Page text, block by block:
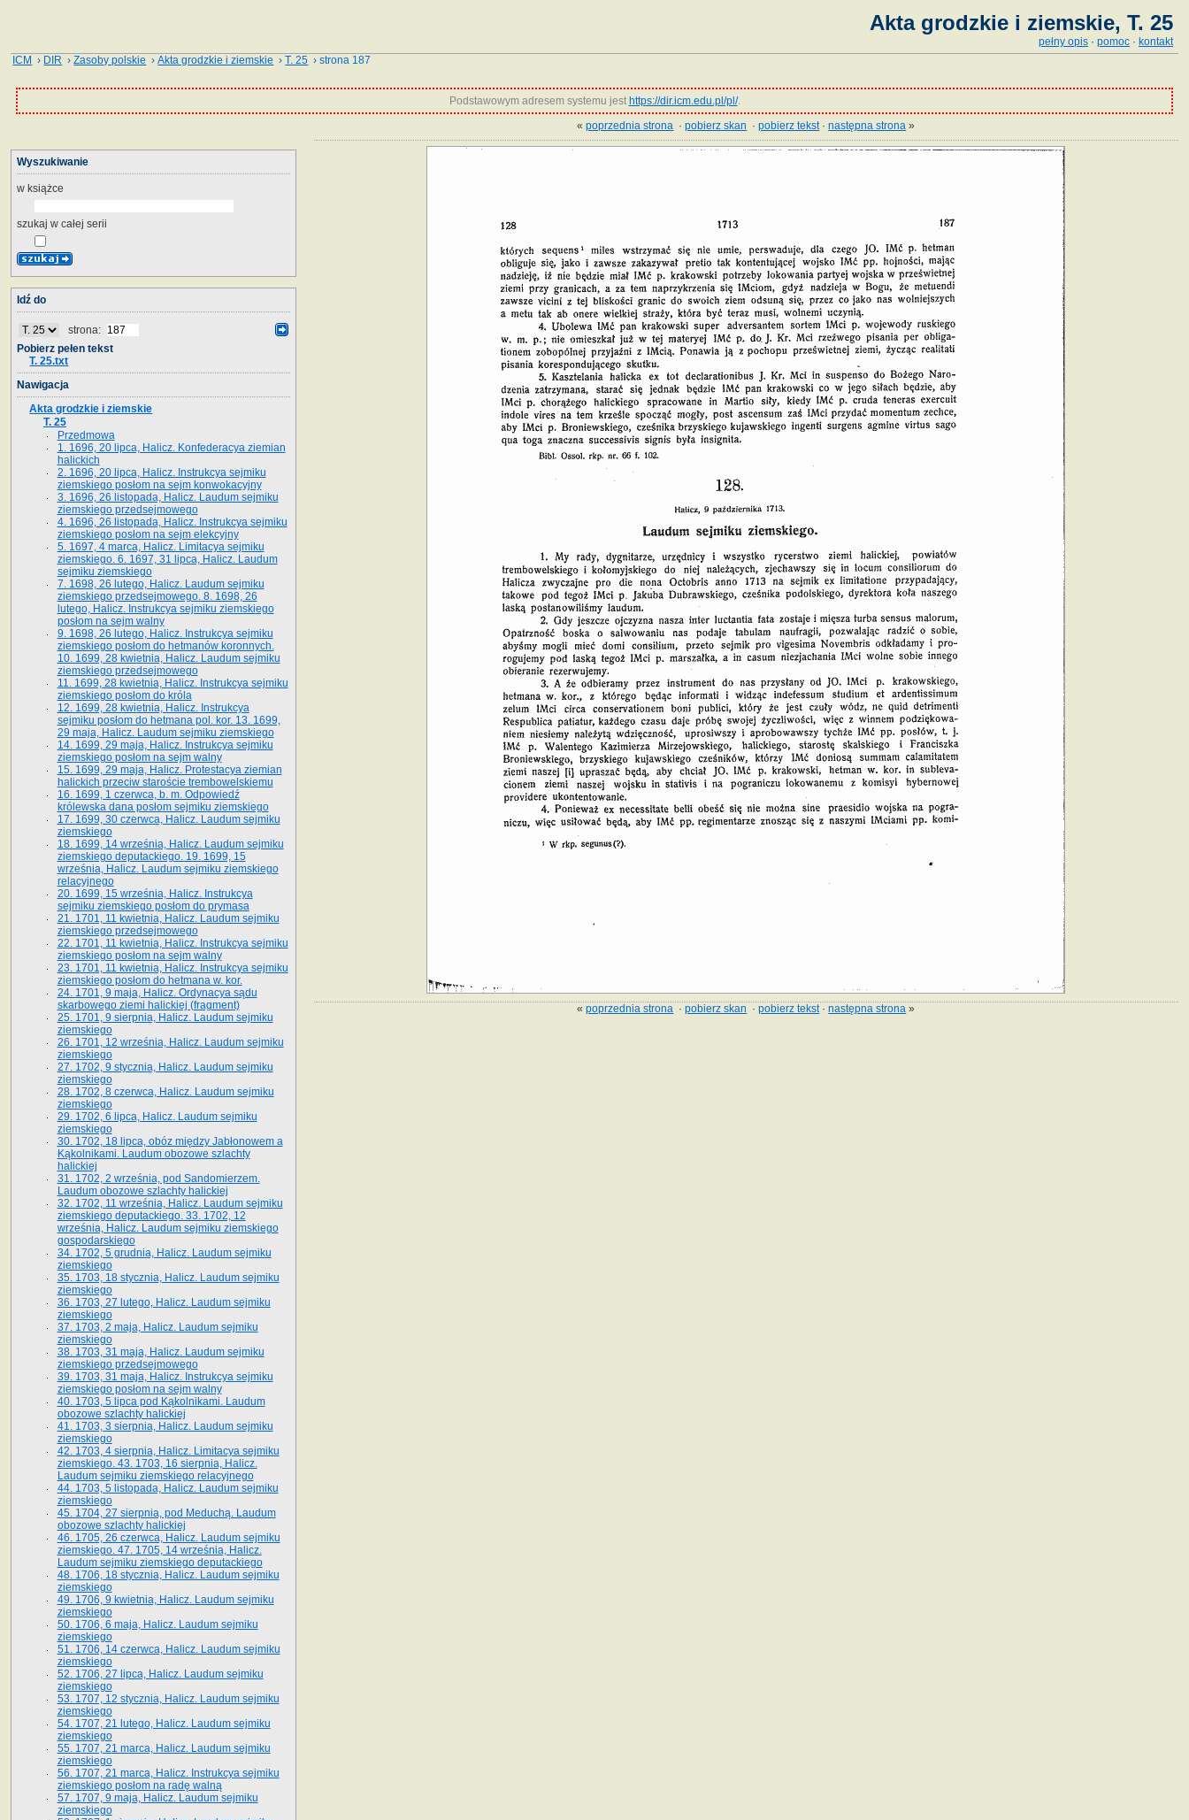
Akta grodzkie i ziemskie, T. 25
pełny opis · pomoc · kontakt
ICM › DIR ›Zasoby polskie ›Akta grodzkie i ziemskie ›T. 25 › strona 187
Podstawowym adresem systemu jest https://dir.icm.edu.pl/pl/.
«poprzednia strona ·pobierz skan ·pobierz tekst·następna strona »
«poprzednia strona ·pobierz skan ·pobierz tekst·następna strona »
Wyszukiwanie
w książce
szukaj w całej serii
Idź do
strona:
Pobierz pełen tekst
T. 25.txt
Nawigacja
Akta grodzkie i ziemskie
T. 25
Przedmowa
1. 1696, 20 lipca, Halicz. Konfederacya ziemian
halickich
2. 1696, 20 lipca, Halicz. Instrukcya sejmiku
ziemskiego posłom na sejm konwokacyjny
3. 1696, 26 listopada, Halicz. Laudum sejmiku
ziemskiego przedsejmowego
4. 1696, 26 listopada, Halicz. Instrukcya sejmiku
ziemskiego posłom na sejm elekcyjny
5. 1697, 4 marca, Halicz. Limitacya sejmiku
ziemskiego. 6. 1697, 31 lipca, Halicz. Laudum
sejmiku ziemskiego
7. 1698, 26 lutego, Halicz. Laudum sejmiku
ziemskiego przedsejmowego. 8. 1698, 26
lutego, Halicz. Instrukcya sejmiku ziemskiego
posłom na sejm walny
9. 1698, 26 lutego, Halicz. Instrukcya sejmiku
ziemskiego posłom do hetmanów koronnych.
10. 1699, 28 kwietnia, Halicz. Laudum sejmiku
ziemskiego przedsejmowego
11. 1699, 28 kwietnia, Halicz. Instrukcya sejmiku
ziemskiego posłom do króla
12. 1699, 28 kwietnia, Halicz. Instrukcya
sejmiku posłom do hetmana pol. kor. 13. 1699,
29 maja, Halicz. Laudum sejmiku ziemskiego
14. 1699, 29 maja, Halicz. Instrukcya sejmiku
ziemskiego posłom na sejm walny
15. 1699, 29 maja, Halicz. Protestacya ziemian
halickich przeciw staroście trembowelskiemu
16. 1699, 1 czerwca, b. m. Odpowiedź
królewska dana posłom sejmiku ziemskiego
17. 1699, 30 czerwca, Halicz. Laudum sejmiku
ziemskiego
18. 1699, 14 września, Halicz. Laudum sejmiku
ziemskiego deputackiego. 19. 1699, 15
września, Halicz. Laudum sejmiku ziemskiego
relacyjnego
20. 1699, 15 września, Halicz. Instrukcya
sejmiku ziemskiego posłom do prymasa
21. 1701, 11 kwietnia, Halicz. Laudum sejmiku
ziemskiego przedsejmowego
22. 1701, 11 kwietnia, Halicz. Instrukcya sejmiku
ziemskiego posłom na sejm walny
23. 1701, 11 kwietnia, Halicz. Instrukcya sejmiku
ziemskiego posłom do hetmana w. kor.
24. 1701, 9 maja, Halicz. Ordynacya sądu
skarbowego ziemi halickiej (fragment)
25. 1701, 9 sierpnia, Halicz. Laudum sejmiku
ziemskiego
26. 1701, 12 września, Halicz. Laudum sejmiku
ziemskiego
27. 1702, 9 stycznia, Halicz. Laudum sejmiku
ziemskiego
28. 1702, 8 czerwca, Halicz. Laudum sejmiku
ziemskiego
29. 1702, 6 lipca, Halicz. Laudum sejmiku
ziemskiego
30. 1702, 18 lipca, obóz między Jabłonowem a
Kąkolnikami. Laudum obozowe szlachty
halickiej
31. 1702, 2 września, pod Sandomierzem.
Laudum obozowe szlachty halickiej
32. 1702, 11 września, Halicz. Laudum sejmiku
ziemskiego deputackiego. 33. 1702, 12
września, Halicz. Laudum sejmiku ziemskiego
gospodarskiego
34. 1702, 5 grudnia, Halicz. Laudum sejmiku
ziemskiego
35. 1703, 18 stycznia, Halicz. Laudum sejmiku
ziemskiego
36. 1703, 27 lutego, Halicz. Laudum sejmiku
ziemskiego
37. 1703, 2 maja, Halicz. Laudum sejmiku
ziemskiego
38. 1703, 31 maja, Halicz. Laudum sejmiku
ziemskiego przedsejmowego
39. 1703, 31 maja, Halicz. Instrukcya sejmiku
ziemskiego posłom na sejm walny
40. 1703, 5 lipca pod Kąkolnikami. Laudum
obozowe szlachty halickiej
41­. 1703, 3 sierpnia, Halicz. Laudum sejmiku
ziemskiego
42. 1703, 4 sierpnia, Halicz. Limitacya sejmiku
ziemskiego. 43. 1703, 16 sierpnia, Halicz.
Laudum sejmiku ziemskiego relacyjnego
44. 1703, 5 listopada, Halicz. Laudum sejmiku
ziemskiego
45. 1704, 27 sierpnia, pod Meduchą. Laudum
obozowe szlachty halickiej
46. 1705, 26 czerwca, Halicz. Laudum sejmiku
ziemskiego. 47. 1705, 14 września, Halicz.
Laudum sejmiku ziemskiego deputackiego
48. 1706, 18 stycznia, Halicz. Laudum sejmiku
ziemskiego
49. 1706, 9 kwietnia, Halicz. Laudum sejmiku
ziemskiego
50. 1706, 6 maja, Halicz. Laudum sejmiku
ziemskiego
51. 1706, 14 czerwca, Halicz. Laudum sejmiku
ziemskiego
52. 1706, 27 lipca, Halicz. Laudum sejmiku
ziemskiego
53. 1707, 12 stycznia, Halicz. Laudum sejmiku
ziemskiego
54. 1707, 21 lutego, Halicz. Laudum sejmiku
ziemskiego
55. 1707, 21 marca, Halicz. Laudum sejmiku
ziemskiego
56. 1707, 21 marca, Halicz. Instrukcya sejmiku
ziemskiego posłom na radę walną
57. 1707, 9 maja, Halicz. Laudum sejmiku
ziemskiego